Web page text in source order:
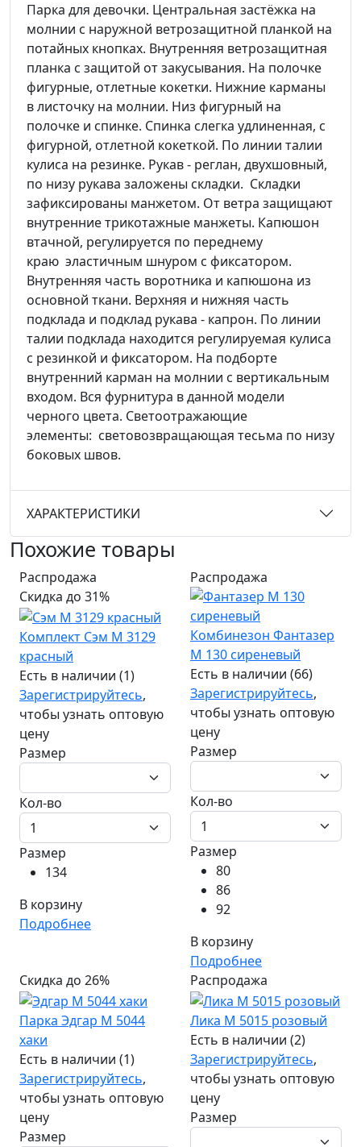
Парка для девочки. Центральная застёжка на
молнии с наружной ветрозащитной планкой на
потайных кнопках. Внутренняя ветрозащитная
планка с защитой от закусывания. На полочке
фигурные, отлетные кокетки. Нижние карманы
в листочку на молнии. Низ фигурный на
полочке и спинке. Спинка слегка удлиненная, с
фигурной, отлетной кокеткой. По линии талии
кулиса на резинке. Рукав - реглан, двухшовный,
по низу рукава заложены складки. Складки
зафиксированы манжетом. От ветра защищают
внутренние трикотажные манжеты. Капюшон
втачной, регулируется по переднему
краю эластичным шнуром с фиксатором.
Внутренняя часть воротника и капюшона из
основной ткани. Верхняя и нижняя часть
подклада и подклад рукава - капрон. По линии
талии подклада находится регулируемая кулиса
с резинкой и фиксатором. На подборте
внутренний карман на молнии с вертикальным
входом. Вся фурнитура в данной модели
черного цвета. Светоотражающие
элементы: световозвращающая тесьма по низу
боковых швов.
ХАРАКТЕРИСТИКИ
Похожие товары
Распродажа
Скидка до 31%
Комплект Сэм М 3129
красный
Есть в наличии (1)
Зарегистрируйтесь,
чтобы узнать оптовую
цену
Размер
Кол-во
Размер
134
В корзину
Подробнее
Распродажа
Комбинезон Фантазер
М 130 сиреневый
Есть в наличии (66)
Зарегистрируйтесь,
чтобы узнать оптовую
цену
Размер
Кол-во
Размер
80
86
92
В корзину
Подробнее
Скидка до 26%
Парка Эдгар М 5044
хаки
Есть в наличии (1)
Зарегистрируйтесь,
чтобы узнать оптовую
цену
Размер
Распродажа
Лика М 5015 розовый
Есть в наличии (2)
Зарегистрируйтесь,
чтобы узнать оптовую
цену
Размер